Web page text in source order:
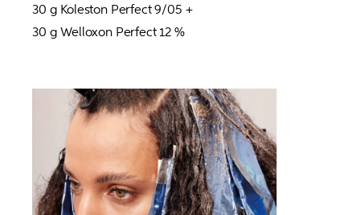
30 g Koleston Perfect 9/05 +
30 g Welloxon Perfect 12 %